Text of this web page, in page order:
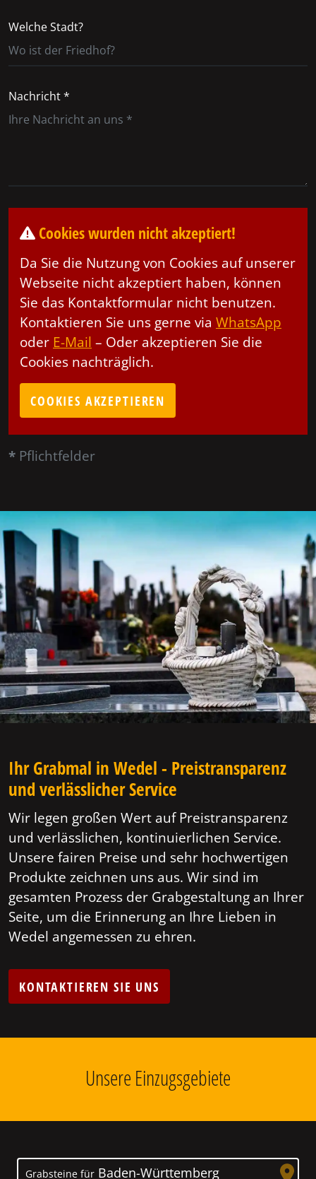
Welche Stadt?
Nachricht *
Cookies wurden nicht akzeptiert!
Da Sie die Nutzung von Cookies auf unserer
Webseite nicht akzeptiert haben, können
Sie das Kontaktformular nicht benutzen.
Kontaktieren Sie uns gerne via WhatsApp
oder E-Mail – Oder akzeptieren Sie die
Cookies nachträglich.
COOKIES AKZEPTIEREN
* Pflichtfelder
Ihr Grabmal in Wedel - Preistransparenz
und verlässlicher Service
Wir legen großen Wert auf Preistransparenz
und verlässlichen, kontinuierlichen Service.
Unsere fairen Preise und sehr hochwertigen
Produkte zeichnen uns aus. Wir sind im
gesamten Prozess der Grabgestaltung an Ihrer
Seite, um die Erinnerung an Ihre Lieben in
Wedel angemessen zu ehren.
KONTAKTIEREN SIE UNS
Unsere Einzugsgebiete
Grabsteine für Baden-Württemberg